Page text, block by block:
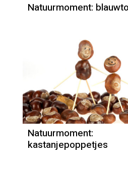
Natuurmoment:
Door Kees
Natuurmoment:
kastanjepoppetjes